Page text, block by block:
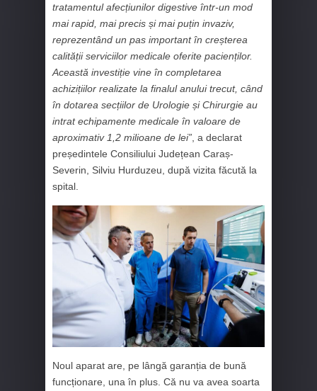
tratamentul afecțiunilor digestive într-un mod
mai rapid, mai precis și mai puțin invaziv,
reprezentând un pas important în creșterea
calității serviciilor medicale oferite pacienților.
Această investiție vine în completarea
achizițiilor realizate la finalul anului trecut, când
în dotarea secțiilor de Urologie și Chirurgie au
intrat echipamente medicale în valoare de
aproximativ 1,2 milioane de lei” , a declarat
președintele Consiliului Județean Caraș-
Severin, Silviu Hurduzeu, după vizita făcută la
spital.
Noul aparat are, pe lângă garanția de bună
funcționare, una în plus. Că nu va avea soarta